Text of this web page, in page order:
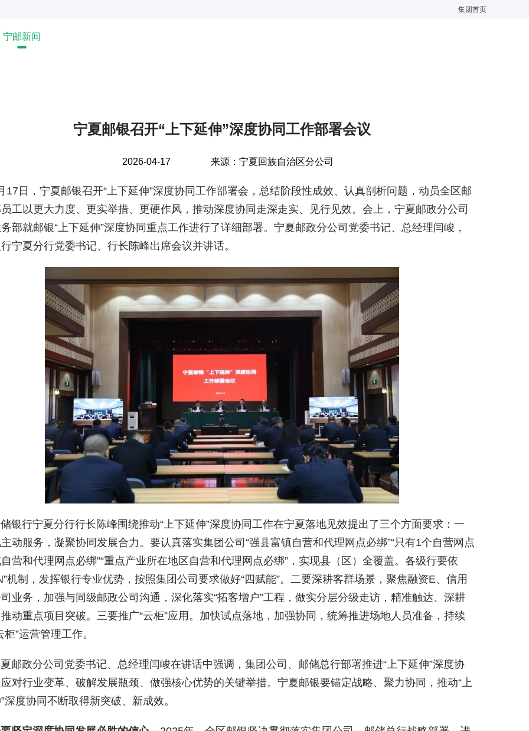
集团首页
宁邮新闻
宁夏邮银召开“上下延伸”深度协同工作部署会议
2026-04-17 来源： 宁夏回族自治区分公司
，宁夏邮银召开“上下延伸”深度协同工作部署会，总结阶段性成效、认真剖析问题，动员全区邮
工以更大力度、更实举措、更硬作风，推动深度协同走深走实、见行见效。会上，宁夏邮政分公司
部就邮银“上下延伸”深度协同重点工作进行了详细部署。宁夏邮政分公司党委书记、总经理闫峻，
宁夏分行党委书记、行长陈峰出席会议并讲话。
宁夏分行行长陈峰围绕推动“上下延伸”深度协同工作在宁夏落地见效提出了三个方面要求：一
动服务，凝聚协同发展合力。要认真落实集团公司“强县富镇自营和代理网点必绑”“只有1个自营网点
营和代理网点必绑”“重点产业所在地区自营和代理网点必绑”，实现县（区）全覆盖。各级行要依
机制，发挥银行专业优势，按照集团公司要求做好“四赋能”。二要深耕客群场景，聚焦融资E、信用
业务，加强与同级邮政公司沟通，深化落实“拓客增户”工程，做实分层分级走访，精准触达、深耕
动重点项目突破。三要推广“云柜”应用。加快试点落地，加强协同，统筹推进场地人员准备，持续
柜”运营管理工作。
分公司党委书记、总经理闫峻在讲话中强调，集团公司、邮储总行部署推进“上下延伸”深度协
对行业变革、破解发展瓶颈、做强核心优势的关键举措。宁夏邮银要锚定战略、聚力协同，推动“上
深度协同不断取得新突破、新成效。